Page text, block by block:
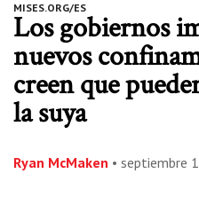
MISES.ORG/ES
Los gobiernos
nuevos
creen que
la suya
Ryan McMaken • septiembre